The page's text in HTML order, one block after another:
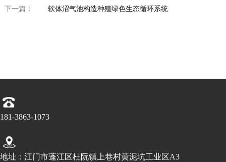
下一篇：
软体沼气池构造种殖绿色生态循环系统
181-3863-1073
地址：江门市蓬江区杜阮镇上巷村黄泥坑工业区A3